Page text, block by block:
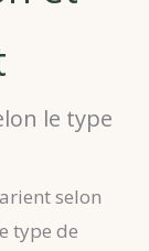
le type
selon
type de